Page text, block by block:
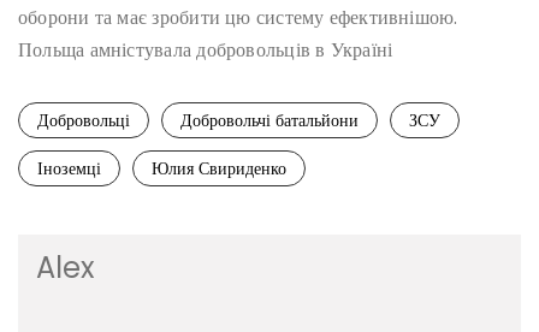
оборони та має зробити цю систему ефективнішою.
Польща амністувала добровольців в Україні
Добровольці Добровольчі батальйони
ЗСУ
Іноземці
Юлия Свириденко
Alex